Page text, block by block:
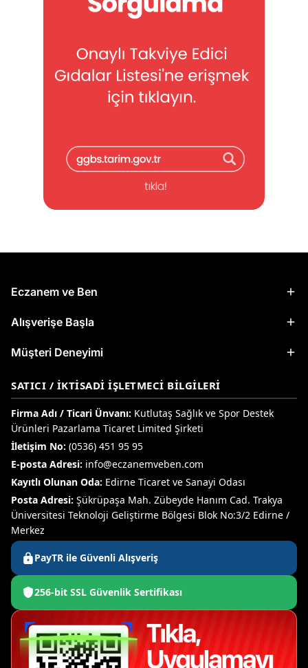
Eczanem ve Ben
Alışverişe Başla
Müşteri Deneyimi
SATICI / İKTISADI İŞLETMECI BILGILERI
Firma Adı / Ticari Ünvanı: Kutlutaş Sağlık ve Spor Destek
Ürünleri Pazarlama Ticaret Limited Şirketi
İletişim No: (0536) 451 95 95
E-posta Adresi: info@eczanemveben.com
Kayıtlı Olunan Oda: Edirne Ticaret ve Sanayi Odası
Posta Adresi: Şükrüpaşa Mah. Zübeyde Hanım Cad. Trakya
Üniversitesi Teknoloji Geliştirme Bölgesi Blok No:3/2 Edirne /
Merkez
PayTR ile Güvenli Alışveriş
256-bit SSL Güvenlik Sertifikası